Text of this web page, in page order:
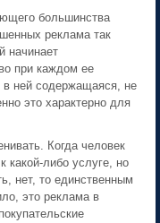
большинства
реклама так
начинает
при каждом ее
в ней содержащаяся, не
это характерно для
Когда человек
какой-либо услуге, но
нет, то единственным
это реклама в